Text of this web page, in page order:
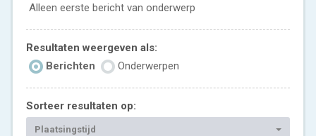
Alleen eerste bericht van onderwerp
Resultaten weergeven als:
Berichten
Onderwerpen
Sorteer resultaten op:
Plaatsingstijd